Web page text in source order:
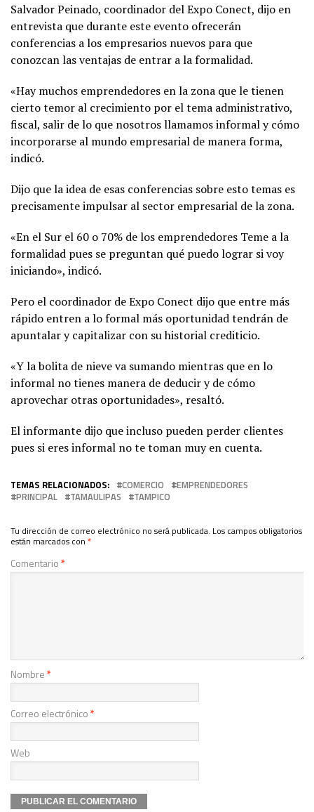
Salvador Peinado, coordinador del Expo Conect, dijo en
entrevista que durante este evento ofrecerán
conferencias a los empresarios nuevos para que
conozcan las ventajas de entrar a la formalidad.
«Hay muchos emprendedores en la zona que le tienen
cierto temor al crecimiento por el tema administrativo,
fiscal, salir de lo que nosotros llamamos informal y cómo
incorporarse al mundo empresarial de manera forma,
indicó.
Dijo que la idea de esas conferencias sobre esto temas es
precisamente impulsar al sector empresarial de la zona.
«En el Sur el 60 o 70% de los emprendedores Teme a la
formalidad pues se preguntan qué puedo lograr si voy
iniciando», indicó.
Pero el coordinador de Expo Conect dijo que entre más
rápido entren a lo formal más oportunidad tendrán de
apuntalar y capitalizar con su historial crediticio.
«Y la bolita de nieve va sumando mientras que en lo
informal no tienes manera de deducir y de cómo
aprovechar otras oportunidades», resaltó.
El informante dijo que incluso pueden perder clientes
pues si eres informal no te toman muy en cuenta.
TEMAS RELACIONADOS: COMERCIO
EMPRENDEDORES
PRINCIPAL
TAMAULIPAS TAMPICO
Tu dirección de correo electrónico no será publicada. Los campos obligatorios
están marcados con *
Comentario*
Nombre*
Correo electrónico*
Web